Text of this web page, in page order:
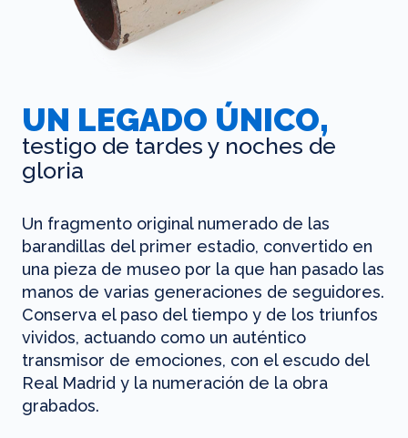
UN LEGADO ÚNICO,
testigo de tardes y noches de
gloria
Un fragmento original numerado de las
barandillas del primer estadio, convertido en
una pieza de museo por la que han pasado las
manos de varias generaciones de seguidores.
Conserva el paso del tiempo y de los triunfos
vividos, actuando como un auténtico
transmisor de emociones, con el escudo del
Real Madrid y la numeración de la obra
grabados.